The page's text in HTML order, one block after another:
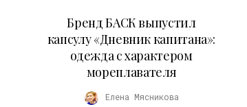
Бренд БАСК выпустил
капсулу «Дневник капитана»:
одежда с характером
мореплавателя
Елена Мясникова